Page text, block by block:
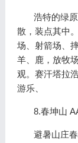
浩特的绿原
散，装点其中
场、射箭场、
羊、鹿，放牧
观。赛汗塔拉
游乐、
8.春坤山
避暑山庄春